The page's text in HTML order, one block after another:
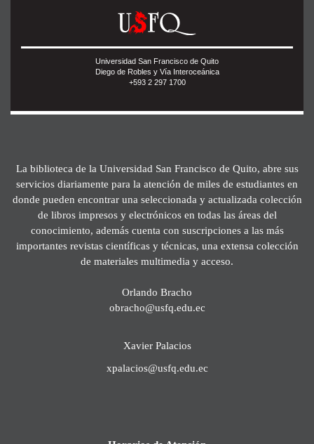
Universidad San Francisco de Quito
Diego de Robles y Vía Interoceánica
+593 2 297 1700
La biblioteca de la Universidad San Francisco de Quito, abre sus
servicios diariamente para la atención de miles de estudiantes en
donde pueden encontrar una seleccionada y actualizada colección
de libros impresos y electrónicos en todas las áreas del
conocimiento, además cuenta con suscripciones a las más
importantes revistas científicas y técnicas, una extensa colección
de materiales multimedia y acceso.
Orlando Bracho
obracho@usfq.edu.ec
Xavier Palacios
xpalacios@usfq.edu.ec